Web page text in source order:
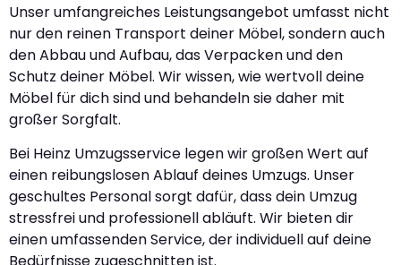
Unser umfangreiches Leistungsangebot umfasst nicht
nur den reinen Transport deiner Möbel, sondern auch
den Abbau und Aufbau, das Verpacken und den
Schutz deiner Möbel. Wir wissen, wie wertvoll deine
Möbel für dich sind und behandeln sie daher mit
großer Sorgfalt.
Bei Heinz Umzugsservice legen wir großen Wert auf
einen reibungslosen Ablauf deines Umzugs. Unser
geschultes Personal sorgt dafür, dass dein Umzug
stressfrei und professionell abläuft. Wir bieten dir
einen umfassenden Service, der individuell auf deine